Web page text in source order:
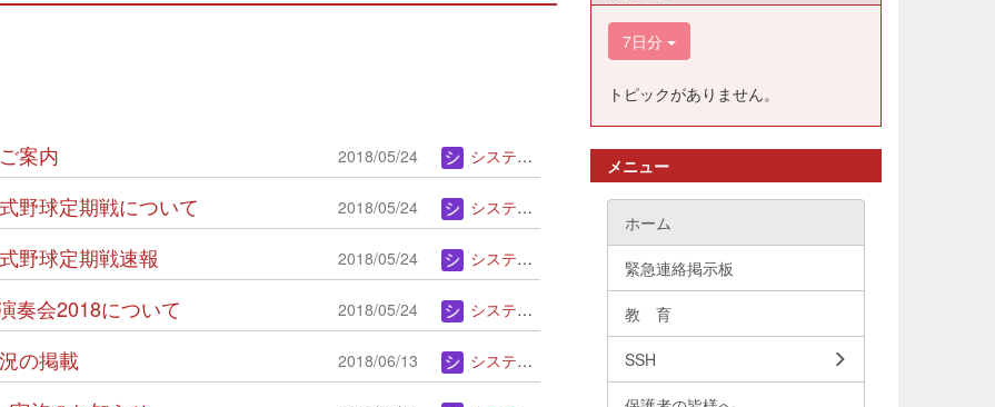
案内 2018/05/24 システム管理者
野球定期戦について 2018/05/24 システム管理者
野球定期戦速報 2018/05/24 システム管理者
奏会2018について 2018/05/24 システム管理者
の掲載 2018/06/13 システム管理者
7日分
トピックがありません。
メニュー
ホーム
緊急連絡掲示板
教 育
SSH